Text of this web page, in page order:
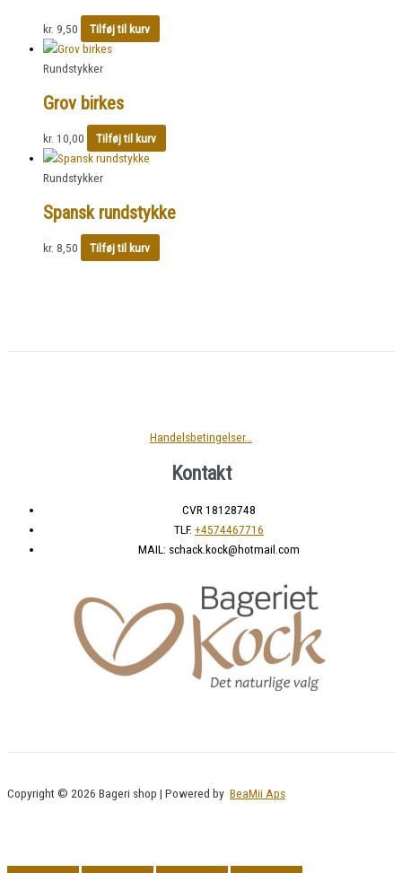
kr. 9,50 Tilføj til kurv
Rundstykker
Grov birkes
kr. 10,00 Tilføj til kurv
Rundstykker
Spansk rundstykke
kr. 8,50 Tilføj til kurv
Handelsbetingelser…
Kontakt
CVR 18128748
TLF. +4574467716
MAIL: schack.kock@hotmail.com
Copyright © 2026 Bageri shop | Powered by BeaMii Aps